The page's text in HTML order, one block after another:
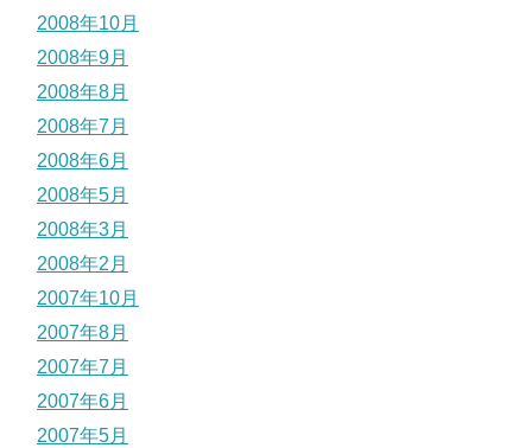
2008年10月
2008年9月
2008年8月
2008年7月
2008年6月
2008年5月
2008年3月
2008年2月
2007年10月
2007年8月
2007年7月
2007年6月
2007年5月